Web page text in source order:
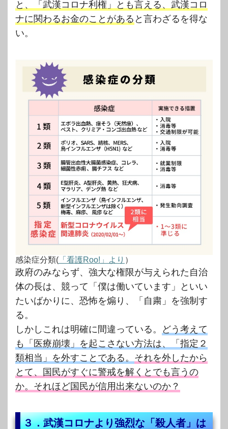
と、「武漢コロナ利権」とも言える、武漢コロ
ナに関わるお金のことがある と言わざるを得な
い。
感染症分類( 「看護Roo!」より ）
政府のみならず、強大な権限が与えられた自治
体の長は、競って「僕は働いています」といい
たいばかりに、恐怖を煽り、「自粛」を強制す
る。
しかしこれは明確に間違っている。
どう考えて
も「医療崩壊」を起こさない方法は、「指定２
類相当」を外すことである。 それを外したから
とて、国民がすぐに警戒を解くとでも言うの
か。それほど国民が信用出来ないのか？
３．武漢コロナより強烈な「殺人者」は